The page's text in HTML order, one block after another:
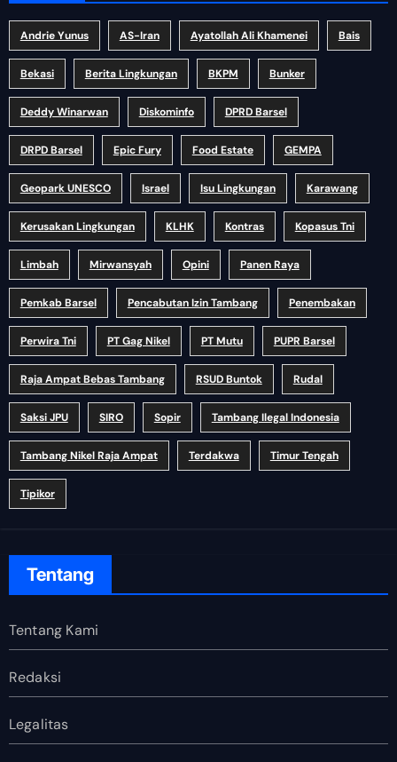
Andrie Yunus AS-Iran Ayatollah Ali Khamenei Bais
Bekasi Berita Lingkungan BKPM Bunker
Deddy Winarwan Diskominfo DPRD Barsel
DRPD Barsel Epic Fury Food Estate GEMPA
Geopark UNESCO Israel Isu Lingkungan Karawang
Kerusakan Lingkungan KLHK Kontras Kopasus Tni
Limbah Mirwansyah Opini Panen Raya
Pemkab Barsel Pencabutan Izin Tambang Penembakan
Perwira Tni PT Gag Nikel PT Mutu PUPR Barsel
Raja Ampat Bebas Tambang RSUD Buntok Rudal
Saksi JPU SIRO Sopir Tambang Ilegal Indonesia
Tambang Nikel Raja Ampat Terdakwa Timur Tengah
Tipikor
Tentang
Tentang Kami
Redaksi
Legalitas